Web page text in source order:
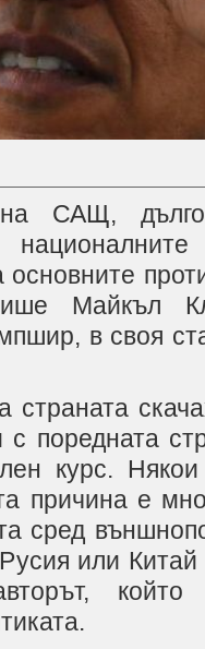
на САЩ,
основните
Майкъл
в своя
страната
с поредната
курс.
причина е
сред
или
който